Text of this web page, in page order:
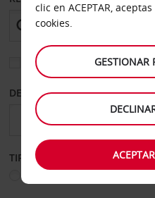
Elegir otra oficina de
DESDE
TIPO DE ALQUILER
clic en ACEPTAR,
cookies.
GESTIONAR